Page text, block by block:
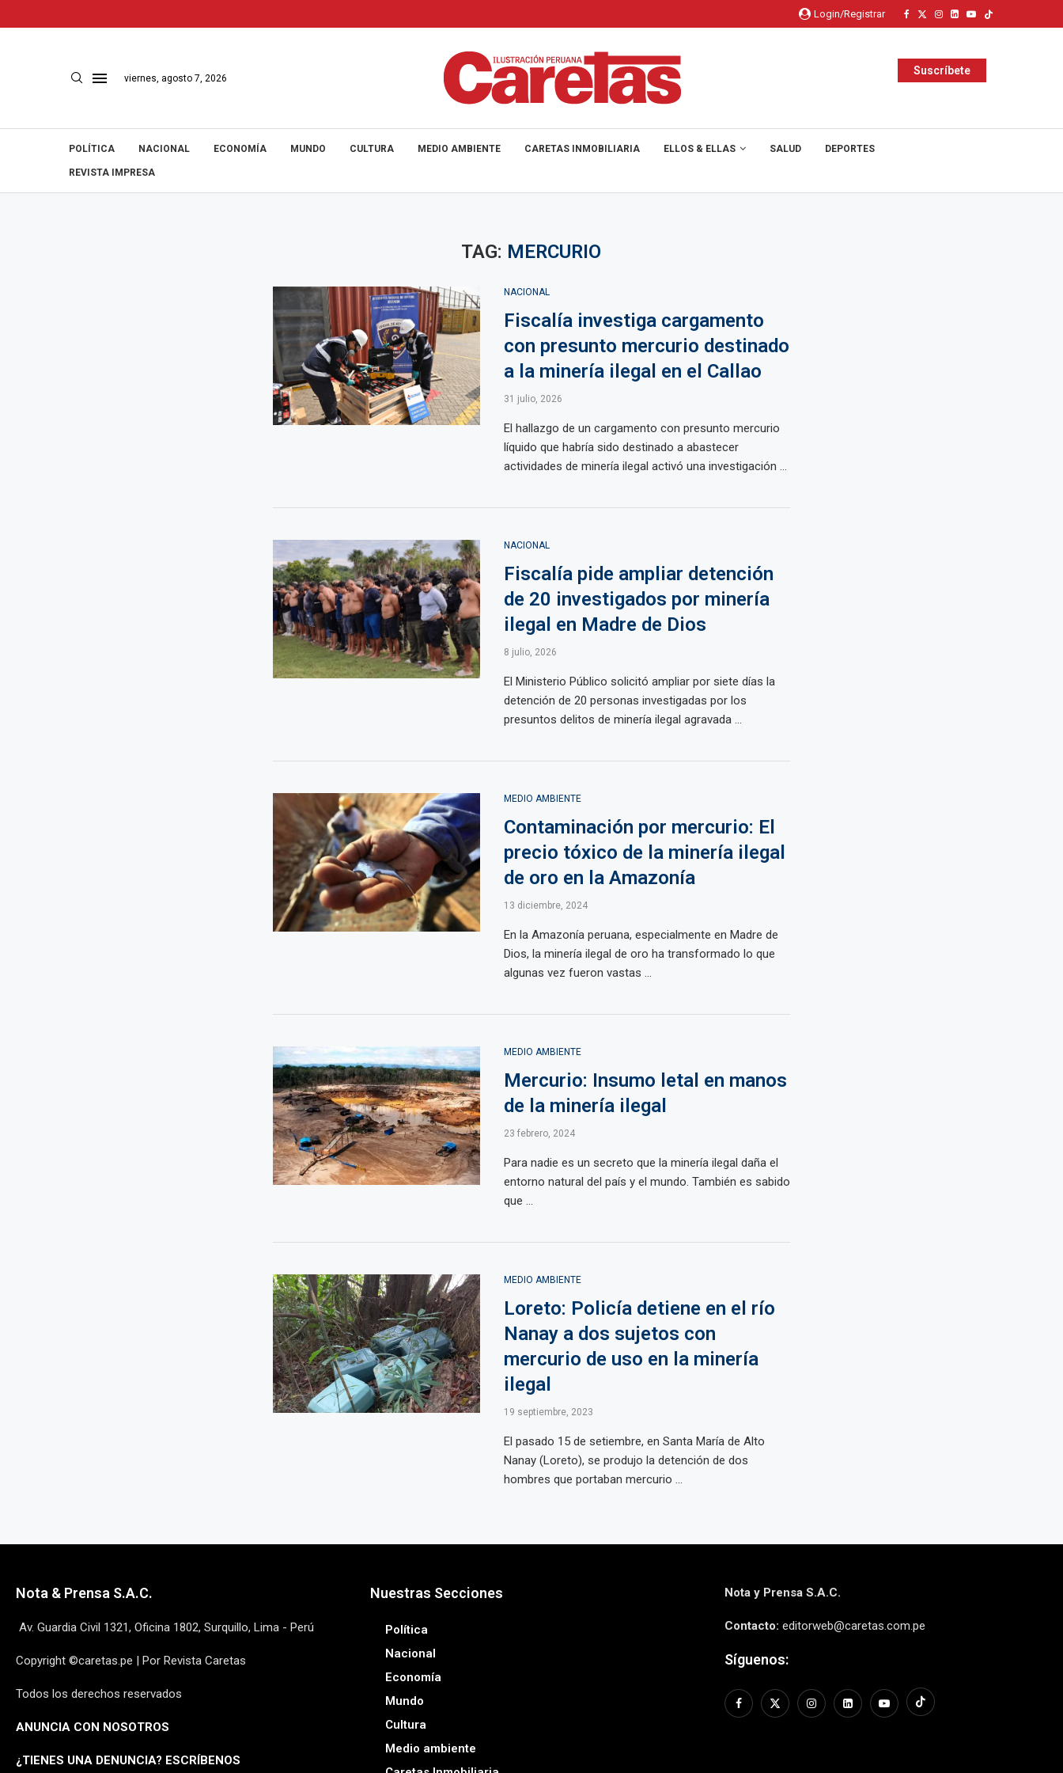
Login/Registrar
viernes, agosto 7, 2026
Suscríbete
POLÍTICA NACIONAL ECONOMÍA MUNDO CULTURA MEDIO AMBIENTE CARETAS INMOBILIARIA ELLOS & ELLAS SALUD DEPORTES
REVISTA IMPRESA
TAG: MERCURIO
NACIONAL
Fiscalía investiga cargamento
con presunto mercurio destinado
a la minería ilegal en el Callao
31 julio, 2026
El hallazgo de un cargamento con presunto mercurio
líquido que habría sido destinado a abastecer
actividades de minería ilegal activó una investigación ...
NACIONAL
Fiscalía pide ampliar detención
de 20 investigados por minería
ilegal en Madre de Dios
8 julio, 2026
El Ministerio Público solicitó ampliar por siete días la
detención de 20 personas investigadas por los
presuntos delitos de minería ilegal agravada ...
MEDIO AMBIENTE
Contaminación por mercurio: El
precio tóxico de la minería ilegal
de oro en la Amazonía
13 diciembre, 2024
En la Amazonía peruana, especialmente en Madre de
Dios, la minería ilegal de oro ha transformado lo que
algunas vez fueron vastas ...
MEDIO AMBIENTE
Mercurio: Insumo letal en manos
de la minería ilegal
23 febrero, 2024
Para nadie es un secreto que la minería ilegal daña el
entorno natural del país y el mundo. También es sabido
que ...
MEDIO AMBIENTE
Loreto: Policía detiene en el río
Nanay a dos sujetos con
mercurio de uso en la minería
ilegal
19 septiembre, 2023
El pasado 15 de setiembre, en Santa María de Alto
Nanay (Loreto), se produjo la detención de dos
hombres que portaban mercurio ...
Nota & Prensa S.A.C.
Av. Guardia Civil 1321, Oficina 1802, Surquillo, Lima - Perú
Copyright ©caretas.pe | Por Revista Caretas
Todos los derechos reservados
ANUNCIA CON NOSOTROS
¿TIENES UNA DENUNCIA? ESCRÍBENOS
Nuestras Secciones
Política
Nacional
Economía
Mundo
Cultura
Medio ambiente
Nota y Prensa S.A.C.
Contacto: editorweb@caretas.com.pe
Síguenos: